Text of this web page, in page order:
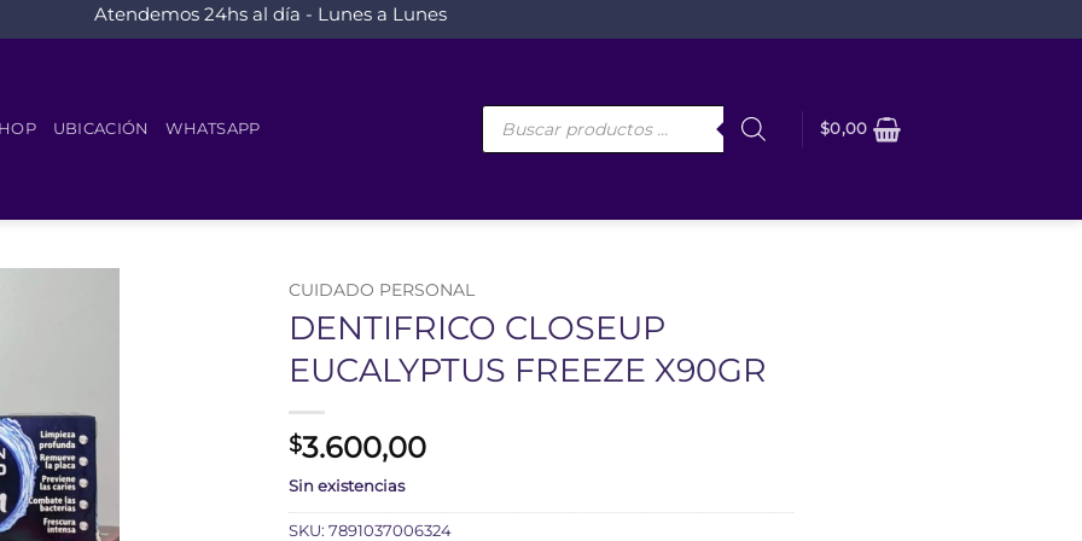
Atendemos 24hs al día - Lunes a Lunes
UBICACIÓN WHATSAPP
Búsqueda
$0,00
CUIDADO PERSONAL
DENTIFRICO CLOSEUP
EUCALYPTUS FREEZE X90GR
$3.600,00
Sin existencias
SKU: 7891037006324